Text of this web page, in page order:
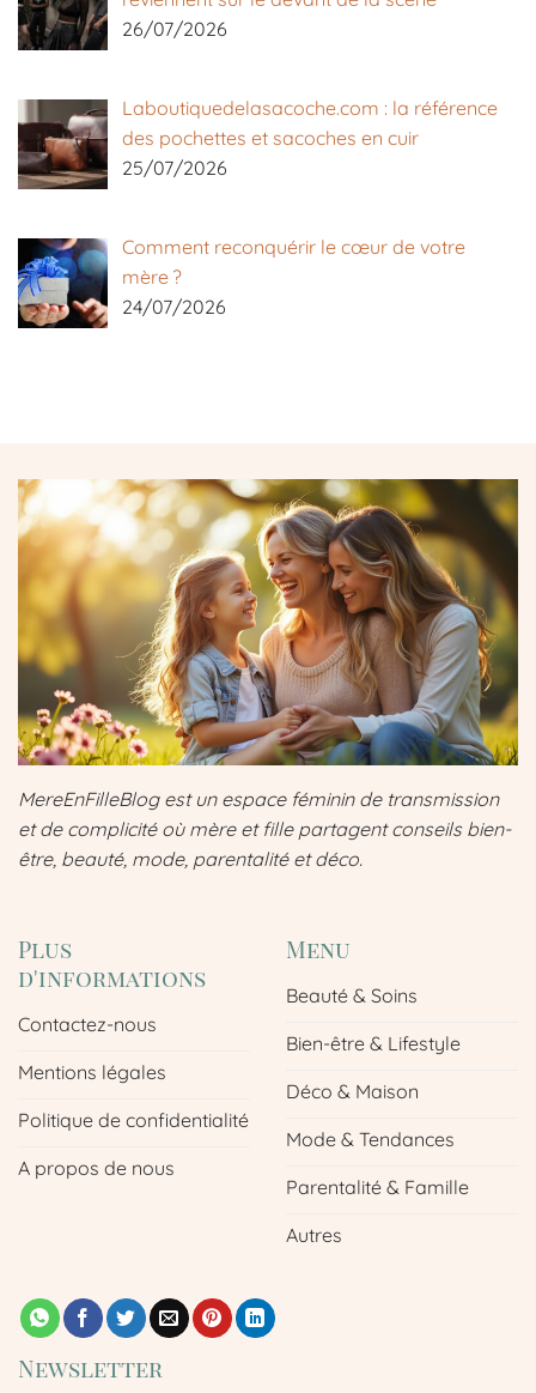
26/07/2026
Laboutiquedelasacoche.com : la référence
des pochettes et sacoches en cuir
25/07/2026
Comment reconquérir le cœur de votre
mère ?
24/07/2026
MereEnFilleBlog est un espace féminin de transmission
et de complicité où mère et fille partagent conseils bien-
être, beauté, mode, parentalité et déco.
Plus
d'informations
Contactez-nous
Mentions légales
Politique de confidentialité
A propos de nous
Menu
Beauté & Soins
Bien-être & Lifestyle
Déco & Maison
Mode & Tendances
Parentalité & Famille
Autres
Newsletter